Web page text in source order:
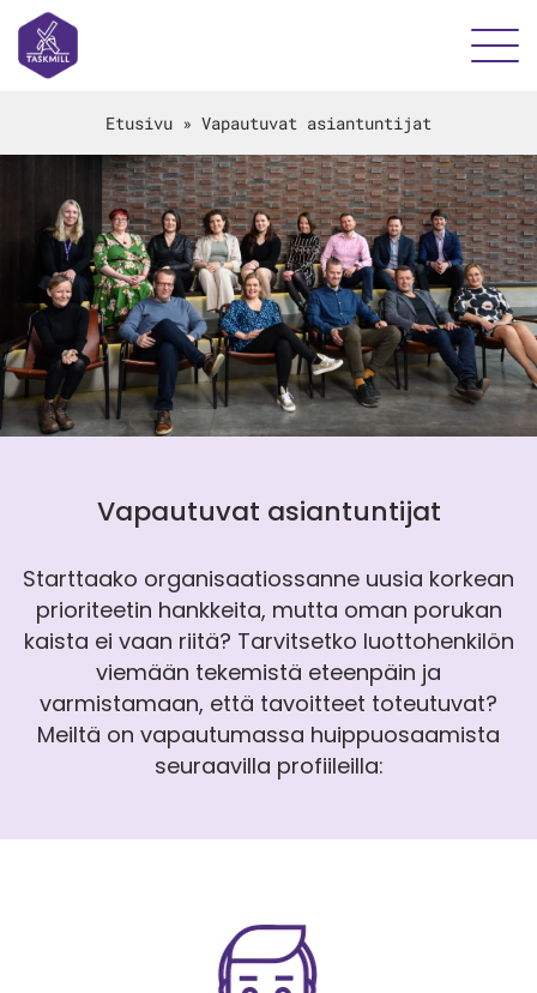
Etusivu » Vapautuvat asiantuntijat
Vapautuvat asiantuntijat
Starttaako organisaatiossanne uusia korkean
prioriteetin hankkeita, mutta oman porukan
kaista ei vaan riitä? Tarvitsetko luottohenkilön
viemään tekemistä eteenpäin ja
varmistamaan, että tavoitteet toteutuvat?
Meiltä on vapautumassa huippuosaamista
seuraavilla profiileilla: